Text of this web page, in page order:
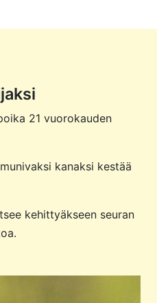
21 vuorokauden
kanaksi kestää
kehittyäkseen seuran